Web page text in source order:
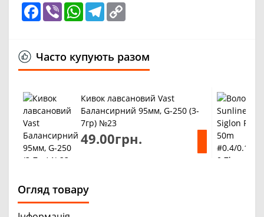
Facebook
Viber WhatsApp
Telegram
Часто купують разом
Кивок лавсановий Vast
Балансирний 95мм, G-250 (3-
7гр) №23
49.00грн.
Огляд товару